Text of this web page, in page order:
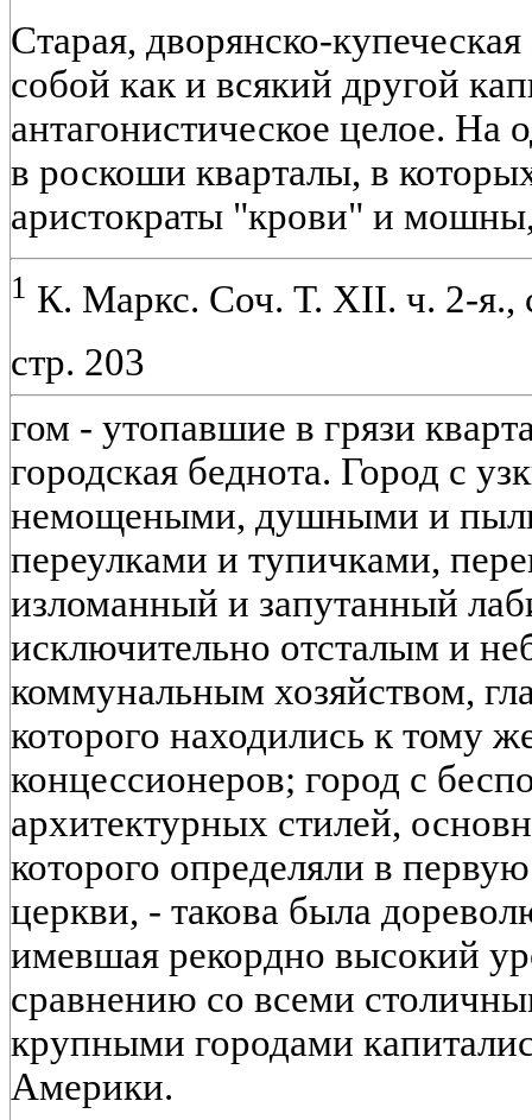
Старая, дворянско-
собой как и всякий другой
антагонистическое целое.
в роскоши кварталы, в
аристократы "крови" и
1 К. Маркс. Соч. Т. XII. ч. 2-я.,
стр. 203
гом - утопавшие в грязи
городская беднота. Город с
немощеными, душными и
переулками и тупичками,
изломанный и запутанный
исключительно отсталым и
коммунальным хозяйством,
которого находились к тому
концессионеров; город с
архитектурных стилей,
которого определяли в
церкви, - такова была
имевшая рекордно высокий
сравнению со всеми
крупными городами
Америки.